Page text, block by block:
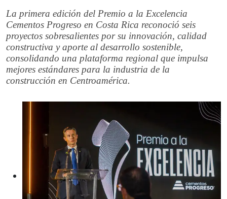
La primera edición del Premio a la Excelencia
Cementos Progreso en Costa Rica reconoció seis
proyectos sobresalientes por su innovación, calidad
constructiva y aporte al desarrollo sostenible,
consolidando una plataforma regional que impulsa
mejores estándares para la industria de la
construcción en Centroamérica.